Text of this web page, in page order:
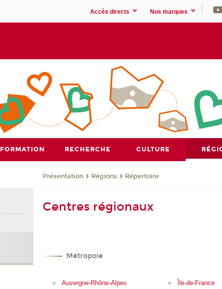
Accès directs Nos marques
FORMATION RECHERCHE CULTURE
Présentation Régions Répertoire
Centres régionaux
Métropole
Auvergne-Rhône-Alpes
Île-de-France